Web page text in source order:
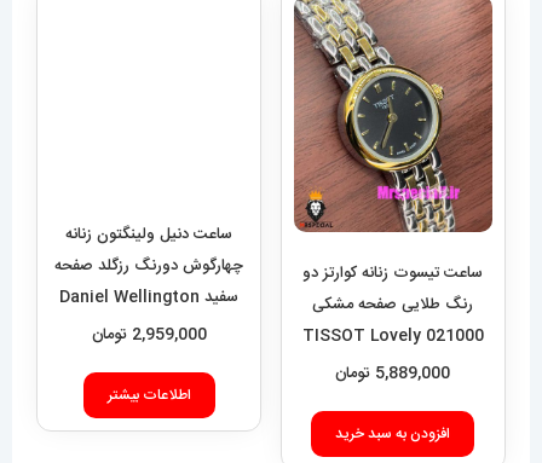
ساعت تیسوت زنانه کوارتز دو
رنگ طلایی صفحه مشکی
021000 TISSOT Lovely
5,889,000 تومان
افزودن به سبد خرید
ساعت دنیل ولینگتون زنانه
چهارگوش دورنگ رزگلد صفحه
سفید Daniel Wellington
Quadro 423
2,959,000 تومان
اطلاعات بیشتر